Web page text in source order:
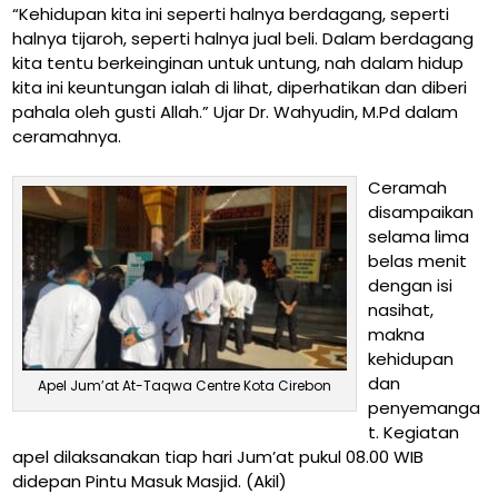
“Kehidupan kita ini seperti halnya berdagang, seperti
halnya tijaroh, seperti halnya jual beli. Dalam berdagang
kita tentu berkeinginan untuk untung, nah dalam hidup
kita ini keuntungan ialah di lihat, diperhatikan dan diberi
pahala oleh gusti Allah.” Ujar Dr. Wahyudin, M.Pd dalam
ceramahnya.
Apel Jum’at At-Taqwa Centre Kota Cirebon
Ceramah
disampaikan
selama lima
belas menit
dengan isi
nasihat,
makna
kehidupan
dan
penyemanga
t. Kegiatan
apel dilaksanakan tiap hari Jum’at pukul 08.00 WIB
didepan Pintu Masuk Masjid. (Akil)